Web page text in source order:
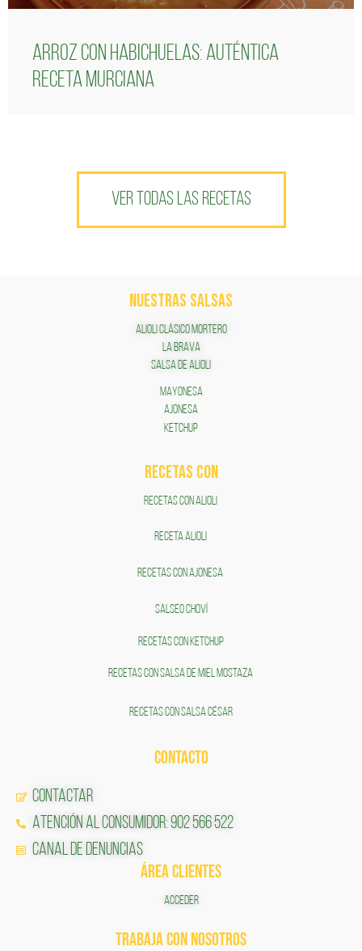
Arroz con habichuelas: auténtica
receta murciana
VER TODAS LAS RECETAS
NUESTRAS SALSAS
ALIOLI CLÁSICO MORTERO
LA BRAVA
SALSA DE ALIOLI
MAYONESA
AJONESA
KETCHUP
RECETAS COn
RECETAS CON ALIOLI
RECETA ALIOLI
RECETAS CON AJONESA
SALSEO CHOVÍ
RECETAS CON KETCHUP
RECETAS CON SALSA DE MIEL MOSTAZA
RECETAS CON SALSA CÉSAR
CONTACTO
Contactar
Atención al Consumidor: 902 566 522
Canal de Denuncias
ÁREA CLIENTES
ACCEDER
TRABAJA CON NOSOTROS